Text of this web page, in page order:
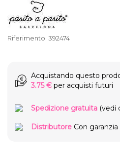
Riferimento: 392474
Acquistando questo
3.75 € per acquisti futuri
Spedizione gratuita (vedi
Distributore Con